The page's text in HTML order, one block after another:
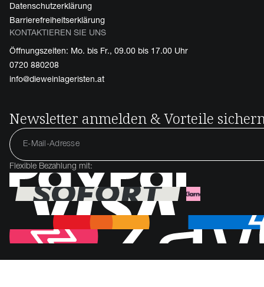
Datenschutzerklärung
Barrierefreiheitserklärung
KONTAKTIEREN SIE UNS
Öffnungszeiten: Mo. bis Fr., 09.00 bis 17.00 Uhr
0720 880208
info@dieweinlageristen.at
Newsletter anmelden & Vorteile
Flexible Bezahlung mit: